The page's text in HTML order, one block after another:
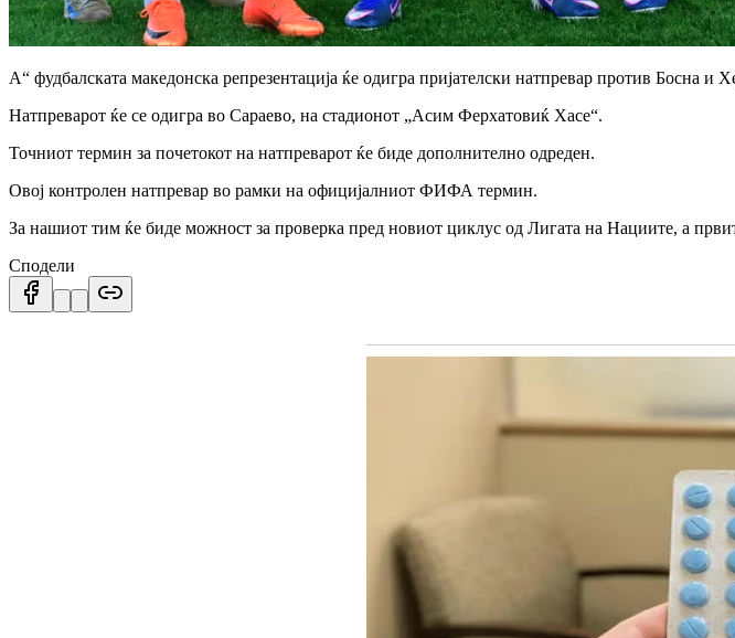
А“ фудбалската македонска репрезентација ќе одигра пријателски натпревар против Босна
Натпреварот ќе се одигра во Сараево, на стадионот „Асим Ферхатовиќ Хасе“.
Точниот термин за почетокот на натпреварот ќе биде дополнително одреден.
Овој контролен натпревар во рамки на официјалниот ФИФА термин.
За нашиот тим ќе биде можност за проверка пред новиот циклус од Лигата на Нациите, а
Сподели